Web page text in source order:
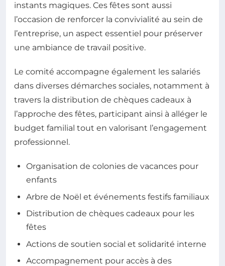
instants magiques. Ces fêtes sont aussi
l’occasion de renforcer la convivialité au sein de
l’entreprise, un aspect essentiel pour préserver
une ambiance de travail positive.
Le comité accompagne également les salariés
dans diverses démarches sociales, notamment à
travers la distribution de chèques cadeaux à
l’approche des fêtes, participant ainsi à alléger le
budget familial tout en valorisant l’engagement
professionnel.
Organisation de colonies de vacances pour
enfants
Arbre de Noël et événements festifs familiaux
Distribution de chèques cadeaux pour les
fêtes
Actions de soutien social et solidarité interne
Accompagnement pour accès à des